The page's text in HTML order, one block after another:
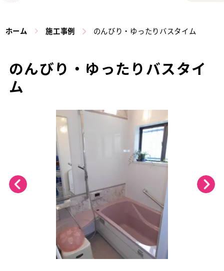
ホーム 施工事例 のんびり・ゆったりバスタイム
のんびり・ゆったりバスタイ
ム